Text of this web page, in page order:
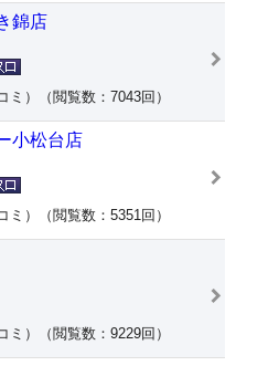
錦店
ミ）（閲覧数：7043回）
小松台店
ミ）（閲覧数：5351回）
ミ）（閲覧数：9229回）